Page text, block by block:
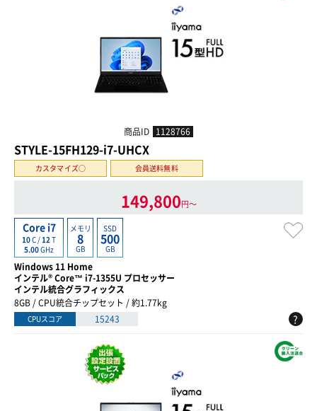
商品ID 1128766
STYLE-15FH129-i7-UHCX
カスタマイズ○ 会員送料無料
149,800円〜
Core i7
10C / 12 T
5.00GHz
メモリ
8
GB
SSD
500
GB
Windows 11 Home
インテル® Core™ i7-1355U プロセッサー
インテル統合グラフィックス
8GB / CPU統合チップセット / 約1.77kg
CPUスコア 15243 ?